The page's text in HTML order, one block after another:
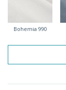
Bohemia 990